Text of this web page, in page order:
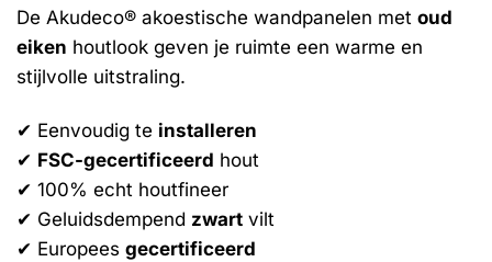
klantbeoordelingen
€59.00.
€55.00.
De Akudeco® akoestische wandpanelen met oud
eiken houtlook geven je ruimte een warme en
stijlvolle uitstraling.
✔ Eenvoudig te installeren
✔ FSC-gecertificeerd hout
✔ 100% echt houtfineer
✔ Geluidsdempend zwart vilt
✔ Europees gecertificeerd